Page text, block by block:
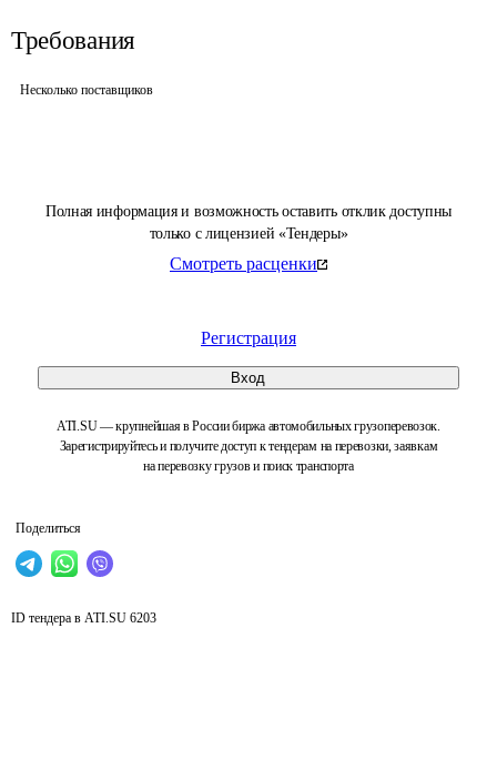
Полная информация и возможность оставить отклик доступны
только с лицензией «Тендеры»
Смотреть расценки
Регистрация
Вход
ATI.SU — крупнейшая в России биржа автомобильных грузоперевозок.
Зарегистрируйтесь и получите доступ к тендерам на перевозки, заявкам
на перевозку грузов и поиск транспорта
Поделиться
Требования
Несколько поставщиков
ID тендера в ATI.SU 6203